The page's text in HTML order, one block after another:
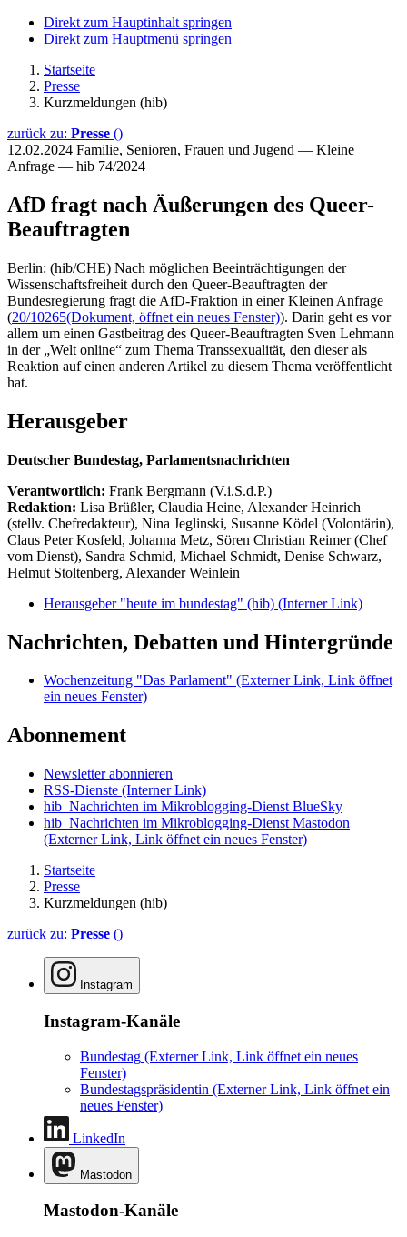
Direkt zum Hauptinhalt springen
Direkt zum Hauptmenü springen
Startseite
Presse
Kurzmeldungen (hib)
zurück zu: Presse ()
12.02.2024 Familie, Senioren, Frauen und Jugend — Kleine
Anfrage — hib 74/2024
AfD fragt nach Äußerungen des Queer-
Beauftragten
Berlin: (hib/CHE) Nach möglichen Beeinträchtigungen der
Wissenschaftsfreiheit durch den Queer-Beauftragten der
Bundesregierung fragt die AfD-Fraktion in einer Kleinen Anfrage
(20/10265(Dokument, öffnet ein neues Fenster)). Darin geht es vor
allem um einen Gastbeitrag des Queer-Beauftragten Sven Lehmann
in der „Welt online“ zum Thema Transsexualität, den dieser als
Reaktion auf einen anderen Artikel zu diesem Thema veröffentlicht
hat.
Herausgeber
Deutscher Bundestag, Parlamentsnachrichten
Verantwortlich: Frank Bergmann (V.i.S.d.P.)
Redaktion: Lisa Brüßler, Claudia Heine, Alexander Heinrich
(stellv. Chefredakteur), Nina Jeglinski, Susanne Ködel (Volontärin),
Claus Peter Kosfeld, Johanna Metz, Sören Christian Reimer (Chef
vom Dienst), Sandra Schmid, Michael Schmidt, Denise Schwarz,
Helmut Stoltenberg, Alexander Weinlein
Herausgeber "heute im bundestag" (hib) (Interner Link)
Nachrichten, Debatten und Hintergründe
Wochenzeitung "Das Parlament" (Externer Link, Link öffnet
ein neues Fenster)
Abonnement
Newsletter abonnieren
RSS-Dienste (Interner Link)
hib_Nachrichten im Mikroblogging-Dienst BlueSky
hib_Nachrichten im Mikroblogging-Dienst Mastodon
(Externer Link, Link öffnet ein neues Fenster)
Startseite
Presse
Kurzmeldungen (hib)
zurück zu: Presse ()
Instagram
Instagram-Kanäle
Bundestag (Externer Link, Link öffnet ein neues
Fenster)
Bundestagspräsidentin (Externer Link, Link öffnet ein
neues Fenster)
LinkedIn
Mastodon
Mastodon-Kanäle